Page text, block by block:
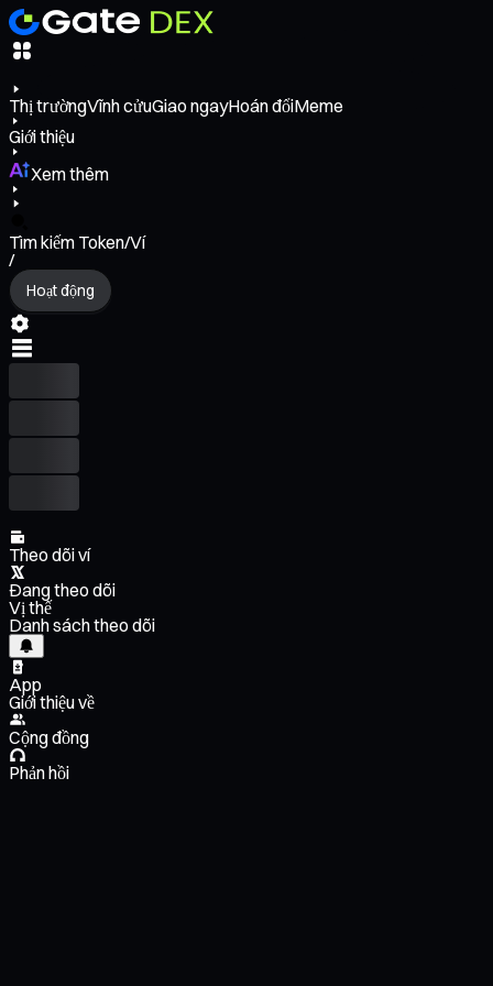
Thị trườngVĩnh cửuGiao ngayHoán đổiMeme
Giới thiệu
Xem thêm
Tìm kiếm Token/Ví
/
Hoạt động
Theo dõi ví
Đang theo dõi
Vị thế
Danh sách theo dõi
App
Giới thiệu về
Cộng đồng
Phản hồi